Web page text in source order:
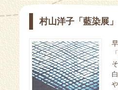
村山洋子「藍染展」